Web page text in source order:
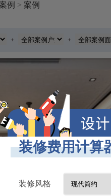
例 > 案例
+ +
平米新中式风格案例图